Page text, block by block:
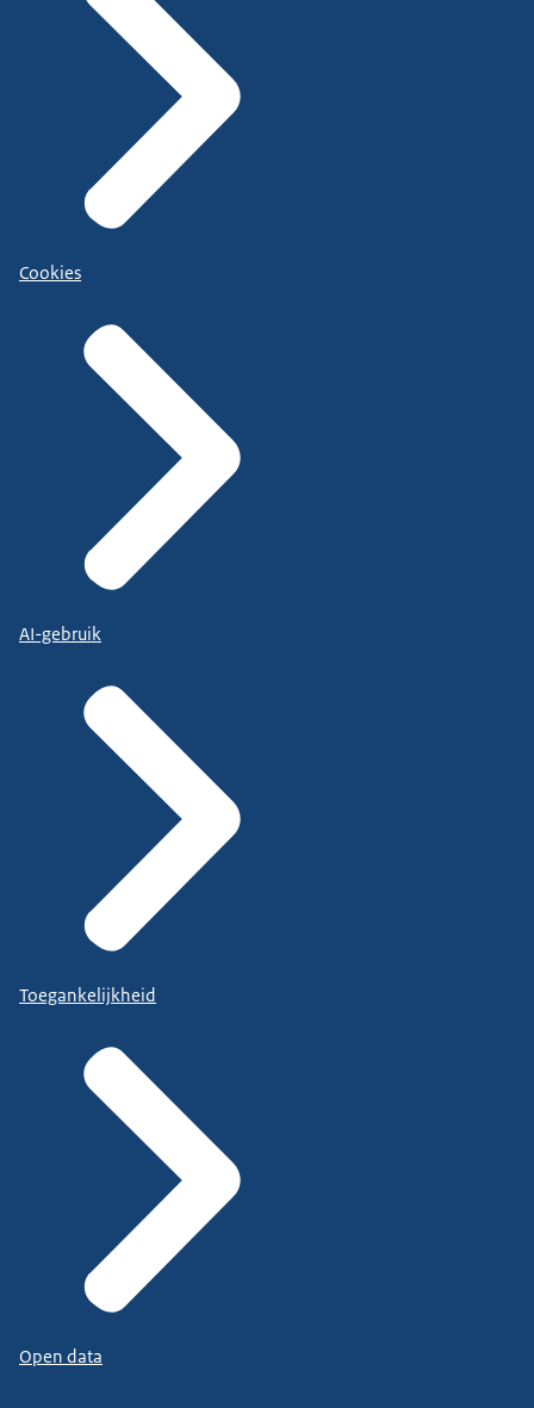
Cookies
AI-gebruik
Toegankelijkheid
Open data